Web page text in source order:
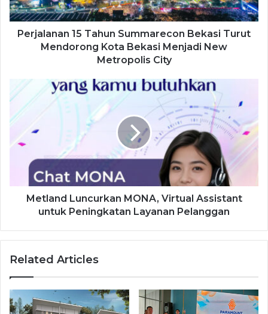
Perjalanan 15 Tahun Summarecon Bekasi Turut
Mendorong Kota Bekasi Menjadi New
Metropolis City
Metland Luncurkan MONA, Virtual Assistant
untuk Peningkatan Layanan Pelanggan
Related Articles